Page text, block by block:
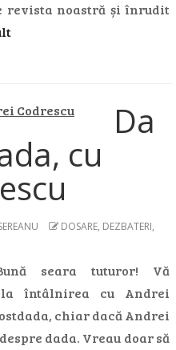
revista noastră și înrudit
Da
cu
DOSARE, DEZBATERI,
Bună seara tuturor! Vă
întâlnirea cu Andrei
chiar dacă Andrei
dada. Vreau doar să